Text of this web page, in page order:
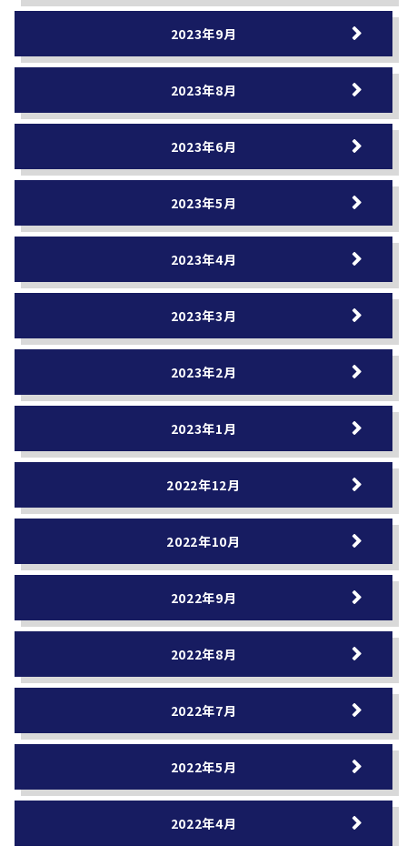
2023年9月
2023年8月
2023年6月
2023年5月
2023年4月
2023年3月
2023年2月
2023年1月
2022年12月
2022年10月
2022年9月
2022年8月
2022年7月
2022年5月
2022年4月